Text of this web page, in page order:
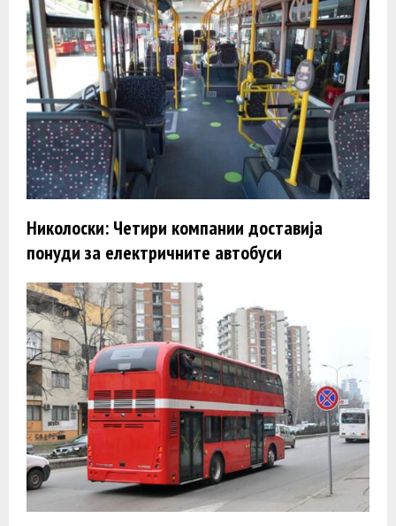
Николоски: Четири компании доставија
понуди за електричните автобуси